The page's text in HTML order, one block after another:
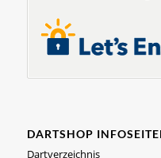
DARTSHOP
Dartverzeichnis